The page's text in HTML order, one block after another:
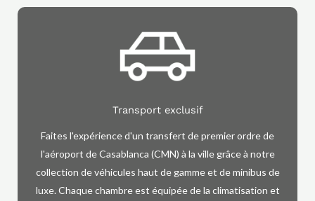
Transport exclusif
Faites l'expérience d'un transfert de premier ordre de
l'aéroport de Casablanca (CMN) à la ville grâce à notre
collection de véhicules haut de gamme et de minibus de
luxe. Chaque chambre est équipée de la climatisation et